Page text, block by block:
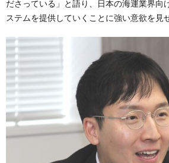
ださっている」と語り、日本の海運業界向
ステムを提供していくことに強い意欲を見